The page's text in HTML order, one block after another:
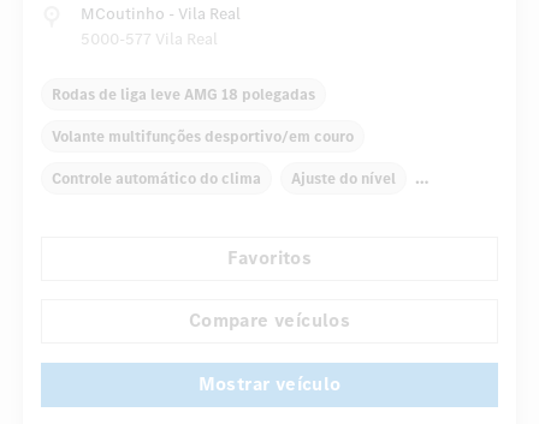
MCoutinho - Vila Real
5000-577 Vila Real
Rodas de liga leve AMG 18 polegadas
Volante multifunções desportivo/em couro
Controle automático do clima Ajuste do nível
Favoritos
Compare veículos
Mostrar veículo